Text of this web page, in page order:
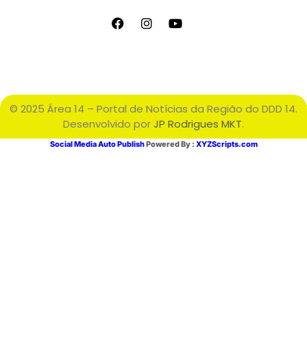
© 2025 Área 14 – Portal de Notícias da Região do DDD 14.
Desenvolvido porJP Rodrigues MKT.
Social Media Auto PublishPowered By : XYZScripts.com